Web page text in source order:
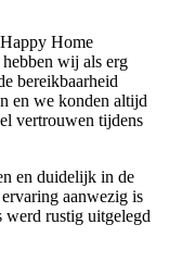
Home
wij als erg
bereikbaarheid
en we konden altijd
vertrouwen tijdens
en duidelijk in de
aanwezig is
werd rustig uitgelegd